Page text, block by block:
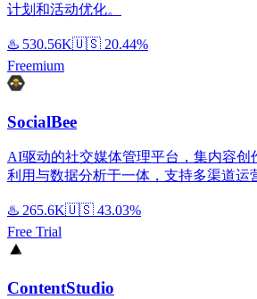
计划和活动优化。
♨️ 530.56K🇺🇸 20.44%
Freemium
SocialBee
AI驱动的社交媒体管理平台，集内容创
利用与数据分析于一体，支持多渠道运
♨️ 265.6K🇺🇸 43.03%
Free Trial
ContentStudio